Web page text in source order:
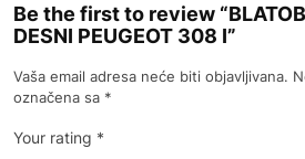
Be the first to review
DESNI PEUGEOT 308 I”
Vaša email adresa neće biti objavljivana.
označena sa *
Your rating *